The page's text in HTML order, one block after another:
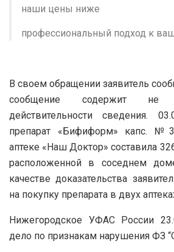
наши цены ниже
профессиональный подход к
В своем обращении заявитель
сообщение содержит не
действительности сведения.
препарат «Бифиформ» капс.
аптеке «Наш Доктор» составила
расположенной в соседнем
качестве доказательства
на покупку препарата в двух
Нижегородское УФАС России
дело по признакам нарушения ФЗ